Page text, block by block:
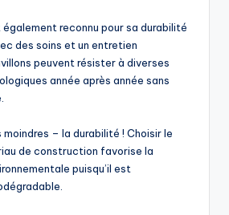
également reconnu pour sa durabilité
des soins et un entretien
peuvent résister à diverses
année après année sans
moindres – la durabilité ! Choisir le
de construction favorise la
puisqu’il est